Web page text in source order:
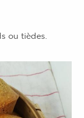
ou tièdes.